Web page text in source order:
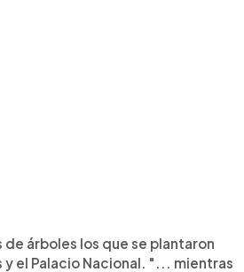
árboles los que se plantaron
y el Palacio Nacional. "... mientras